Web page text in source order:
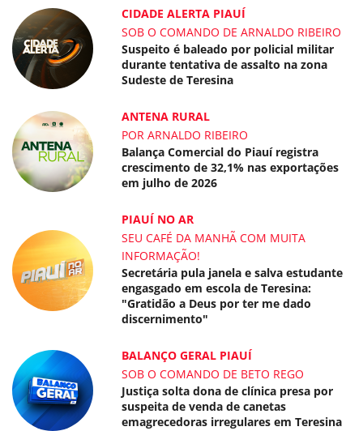
CIDADE ALERTA PIAUÍ
SOB O COMANDO DE ARNALDO RIBEIRO
Suspeito é baleado por policial militar
durante tentativa de assalto na zona
Sudeste de Teresina
ANTENA RURAL
POR ARNALDO RIBEIRO
Balança Comercial do Piauí registra
crescimento de 32,1% nas exportações
em julho de 2026
PIAUÍ NO AR
SEU CAFÉ DA MANHÃ COM MUITA
INFORMAÇÃO!
Secretária pula janela e salva estudante
engasgado em escola de Teresina:
"Gratidão a Deus por ter me dado
discernimento"
BALANÇO GERAL PIAUÍ
SOB O COMANDO DE BETO REGO
Justiça solta dona de clínica presa por
suspeita de venda de canetas
emagrecedoras irregulares em Teresina